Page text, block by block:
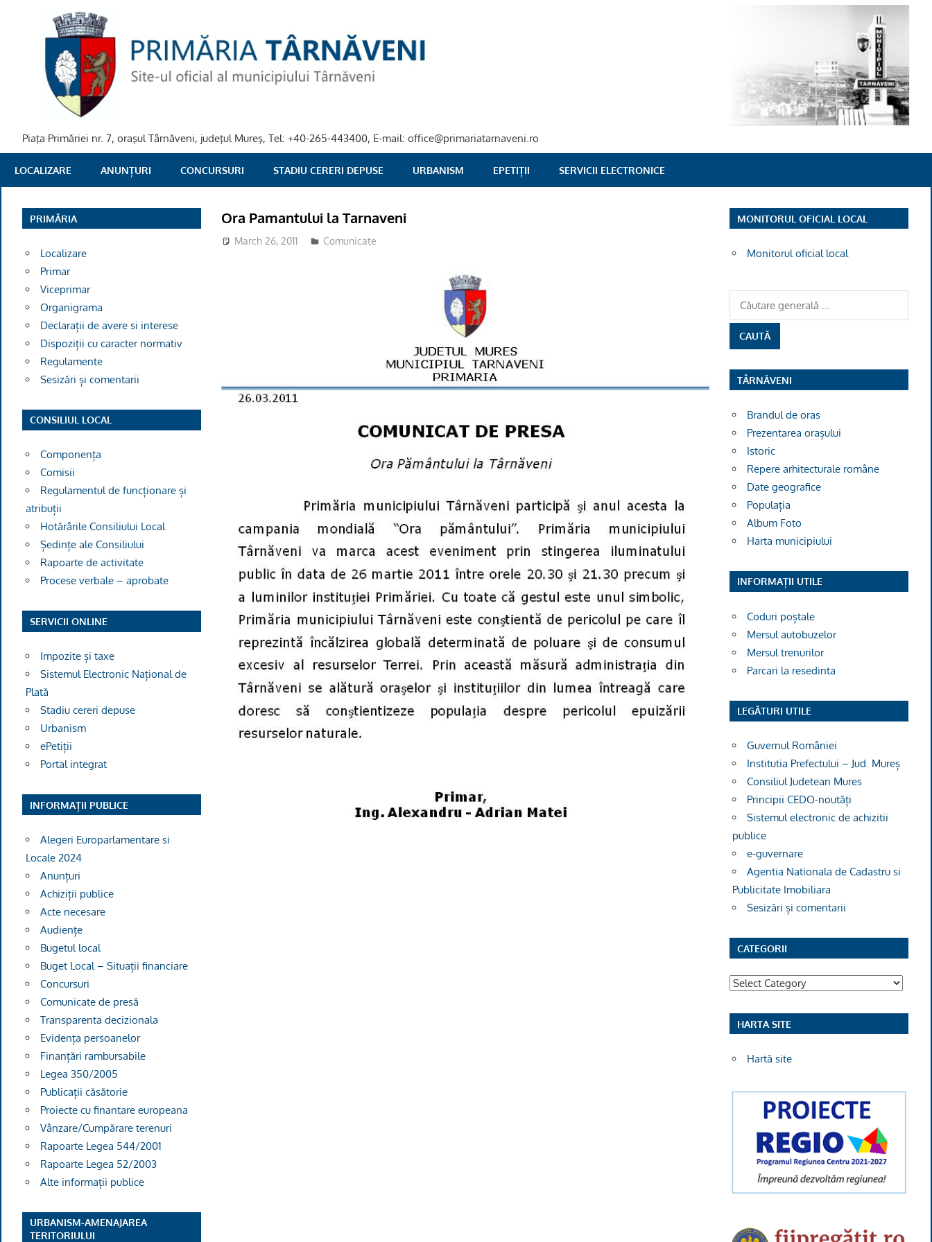
PRIMARIA
TARNAVENI
Piaţa Primăriei nr. 7, oraşul Târnăveni, judeţul Mureş, Tel: +40-265-443400, E-mail: office@primariatarnaveni.ro
LOCALIZARE ANUNȚURI CONCURSURI STADIU CERERI DEPUSE URBANISM EPETIȚII SERVICII ELECTRONICE
Ora Pamantului la Tarnaveni
March 26, 2011 Comunicate
PRIMĂRIA
Localizare
Primar
Viceprimar
Organigrama
Declarații de avere si interese
Dispoziții cu caracter normativ
Regulamente
Sesizări și comentarii
CONSILIUL LOCAL
Componența
Comisii
Regulamentul de funcționare și
atribuții
Hotărârile Consiliului Local
Ședințe ale Consiliului
Rapoarte de activitate
Procese verbale – aprobate
SERVICII ONLINE
Impozite și taxe
Sistemul Electronic Național de
Plată
Stadiu cereri depuse
Urbanism
ePetiții
Portal integrat
INFORMAȚII PUBLICE
Alegeri Europarlamentare si
Locale 2024
Anunțuri
Achiziții publice
Acte necesare
Audiențe
Bugetul local
Buget Local – Situații financiare
Concursuri
Comunicate de presă
Transparenta decizionala
Evidența persoanelor
Finanțări rambursabile
Legea 350/2005
Publicații căsătorie
Proiecte cu finantare europeana
Vânzare/Cumpărare terenuri
Rapoarte Legea 544/2001
Rapoarte Legea 52/2003
Alte informații publice
URBANISM-AMENAJAREA
TERITORIULUI
MONITORUL OFICIAL LOCAL
Monitorul oficial local
TÂRNĂVENI
Brandul de oras
Prezentarea orașului
Istoric
Repere arhitecturale române
Date geografice
Populația
Album Foto
Harta municipiului
INFORMAȚII UTILE
Coduri poștale
Mersul autobuzelor
Mersul trenurilor
Parcari la resedinta
LEGĂTURI UTILE
Guvernul României
Institutia Prefectului – Jud. Mureș
Consiliul Judetean Mures
Principii CEDO-noutăți
Sistemul electronic de achizitii
publice
e-guvernare
Agentia Nationala de Cadastru si
Publicitate Imobiliara
Sesizări și comentarii
CATEGORII
Categorii
HARTA SITE
Hartă site